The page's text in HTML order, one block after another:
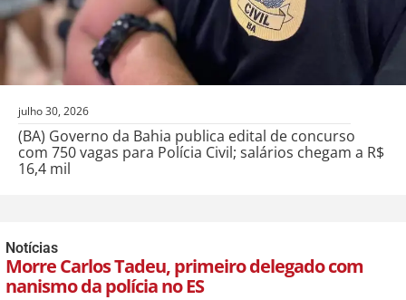
julho 30, 2026
(BA) Governo da Bahia publica edital de concurso
com 750 vagas para Polícia Civil; salários chegam a R$
16,4 mil
Notícias
Morre Carlos Tadeu, primeiro delegado com
nanismo da polícia no ES